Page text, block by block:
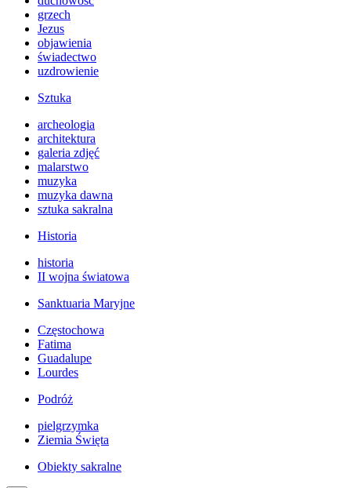
grzech
Jezus
objawienia
świadectwo
uzdrowienie
Sztuka
archeologia
architektura
galeria zdjęć
malarstwo
muzyka
muzyka dawna
sztuka sakralna
Historia
historia
II wojna światowa
Sanktuaria Maryjne
Częstochowa
Fatima
Guadalupe
Lourdes
Podróż
pielgrzymka
Ziemia Święta
Obiekty sakralne